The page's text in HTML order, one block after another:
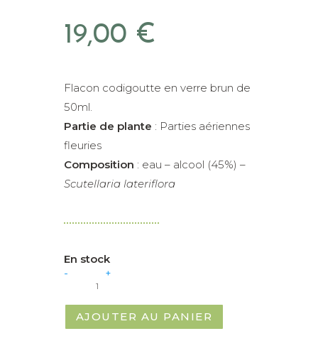
19,00 €
Flacon codigoutte en verre brun de
50ml.
Partie de plante : Parties aériennes
fleuries
Composition : eau – alcool (45%) –
Scutellaria lateriflora
En stock
quantité
Scutellaire
-
Alcoolature
- +
AJOUTER AU PANIER